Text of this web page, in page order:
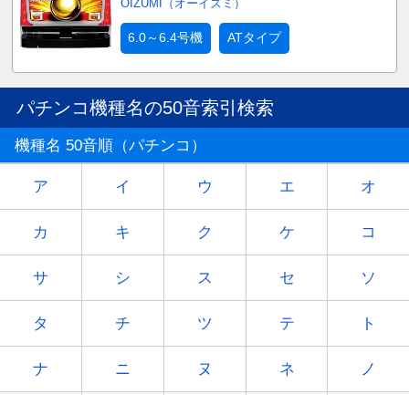
OIZUMI（オーイズミ）
6.0～6.4号機 ATタイプ
パチンコ機種名の50音索引検索
機種名 50音順（パチンコ）
ア イ ウ エ オ
カ キ ク ケ コ
サ シ ス セ ソ
タ チ ツ テ ト
ナ ニ ヌ ネ ノ